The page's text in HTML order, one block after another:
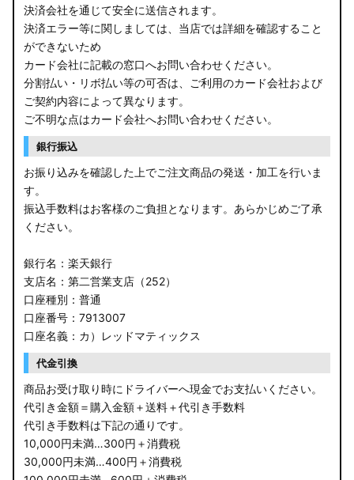
E13 ノート
E12 ノート
B44A/B45A B47A/B48A ルークス ハイウェイスター
JF3/4 N-BOX カスタム
JH3/4 N-WGN
JH1/2 N-WGN
RT5/6 RW1/2 CR-V
RU3/4 ヴェゼル
JW5 S660
RP6/7 ステップワゴン
RP1/2 RP3/4 ステップワゴン/スパーダ
RK5/6 ステップワゴンスパーダ
RC1/2 オデッセイ
決済会社を通じて安全に送信されます。
決済エラー等に関しましては、当店では詳細を確認すること
ができないため
カード会社に記載の窓口へお問い合わせください。
分割払い・リボ払い等の可否は、ご利用のカード会社および
ご契約内容によって異なります。
ご不明な点はカード会社へお問い合わせください。
銀行振込
お振り込みを確認した上でご注文商品の発送・加工を行いま
す。
振込手数料はお客様のご負担となります。あらかじめご了承
ください。
銀行名：楽天銀行
支店名：第二営業支店（252）
口座種別：普通
口座番号：7913007
口座名義：カ）レッドマティックス
代金引換
商品お受け取り時にドライバーへ現金でお支払いください。
代引き金額＝購入金額＋送料＋代引き手数料
代引き手数料は下記の通りです。
10,000円未満…300円＋消費税
30,000円未満…400円＋消費税